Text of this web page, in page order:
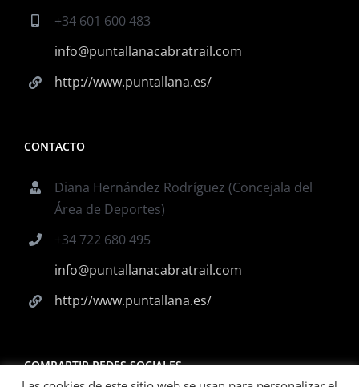
+34 601 600 483
info@puntallanacabratrail.com
http://www.puntallana.es/
CONTACTO
Diana Hernández Rodríguez (Concejala del
Área de Deportes)
+34 722 680 495
info@puntallanacabratrail.com
http://www.puntallana.es/
COMPARTIR REDES SOCIALES